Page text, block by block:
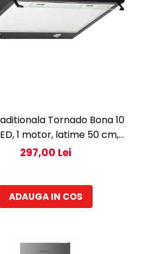
Tornado Bona 10
1 motor, latime 50 cm,
380 m3/ora, filtru anti-
297,00 Lei
ADAUGA IN COS